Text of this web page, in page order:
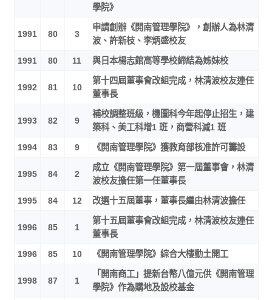
學院》
1991 80 3
申請創辦《開南管理學院》，創辦人為林清
波、許新枝、李炳盛校友
1991 80 11 與日本楊志館高等學校締結為姊妹校
1992 81 10
第十四屆董事會改組完成，林清波校友連任
董事長
1993 82 9
補校調整班級，機圖科今年起停止招生，建
築科、美工科增1 班，商營科減1 班
1994 83 9 《開南管理學院》獲教育部核准許可籌設
1995 84 2
成立《開南管理學院》第一屆董事會，林清
波校友擔任第一任董事長
1995 84 12 改選十五屆董事，董事長繼由林清波擔任
1996 85 1
第十五屆董事會改組完成，林清波校友連任
董事長
1996 85 10 《開南管理學院》綜合大樓動土開工
1998 87 1
「開南商工」提新台幣八億元供《開南管理
學院》作為購地及設校基金